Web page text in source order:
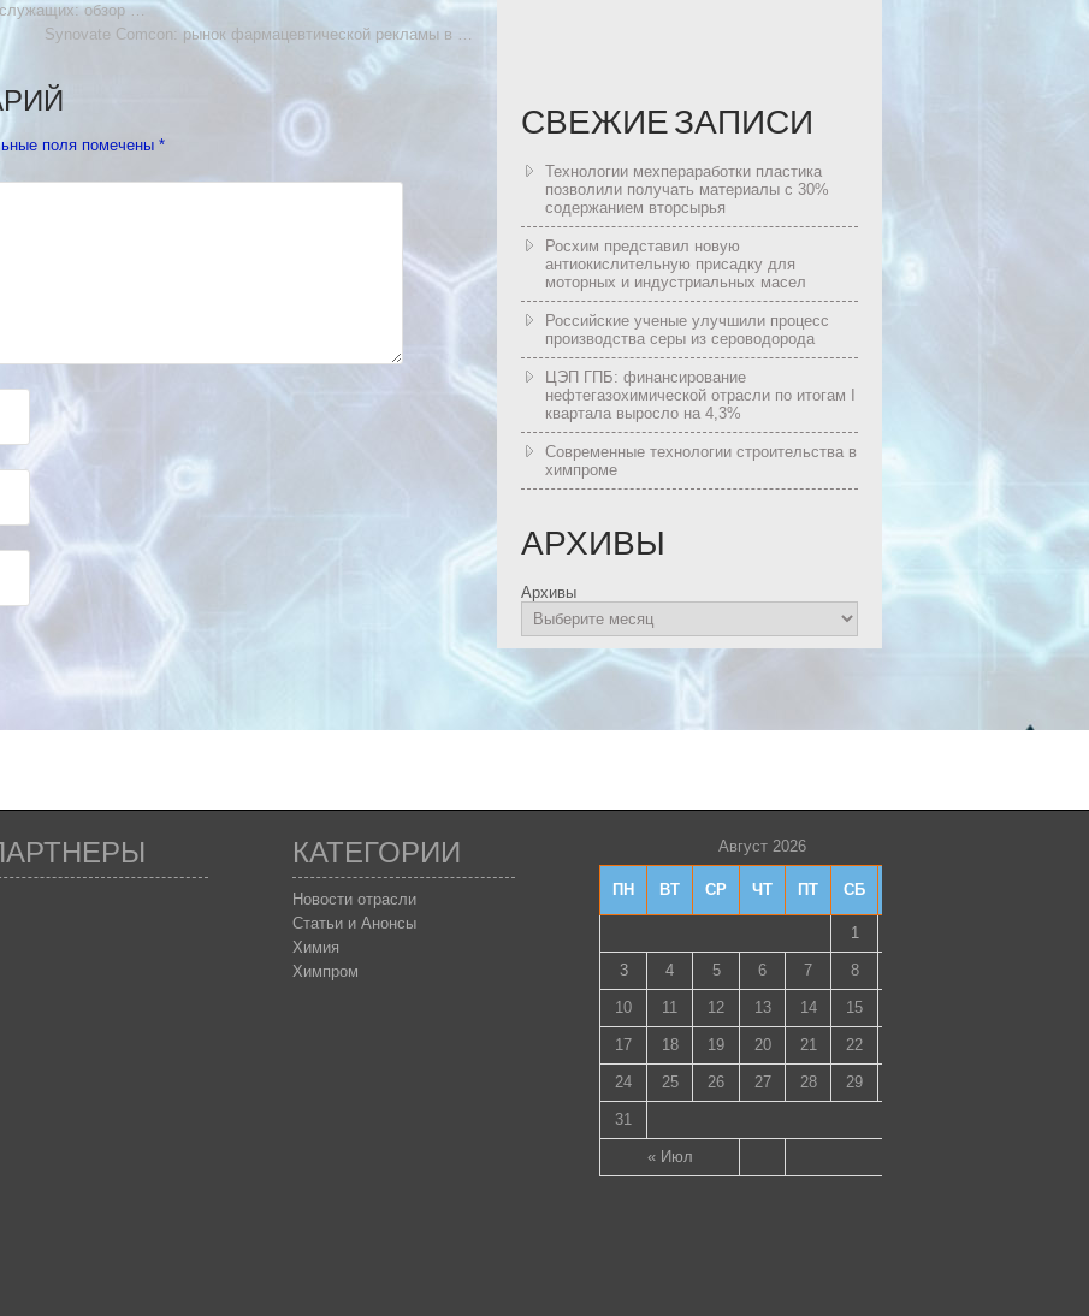
обзор …
Synovate Comcon: рынок фармацевтической рекламы в …
поля помечены *
СВЕЖИЕ ЗАПИСИ
Технологии мехпераработки пластика
позволили получать материалы с 30%
содержанием вторсырья
Росхим представил новую
антиокислительную присадку для
моторных и индустриальных масел
Российские ученые улучшили процесс
производства серы из сероводорода
ЦЭП ГПБ: финансирование
нефтегазохимической отрасли по итогам I
квартала выросло на 4,3%
Современные технологии строительства в
химпроме
АРХИВЫ
Архивы
КАТЕГОРИИ
Новости отрасли
Статьи и Анонсы
Химия
Химпром
Август 2026
ПН ВТ СР ЧТ ПТ СБ
« Июл
1
3 4 5 6 7 8
10 11 12 13 14 15
17 18 19 20 21 22
24 25 26 27 28 29
31